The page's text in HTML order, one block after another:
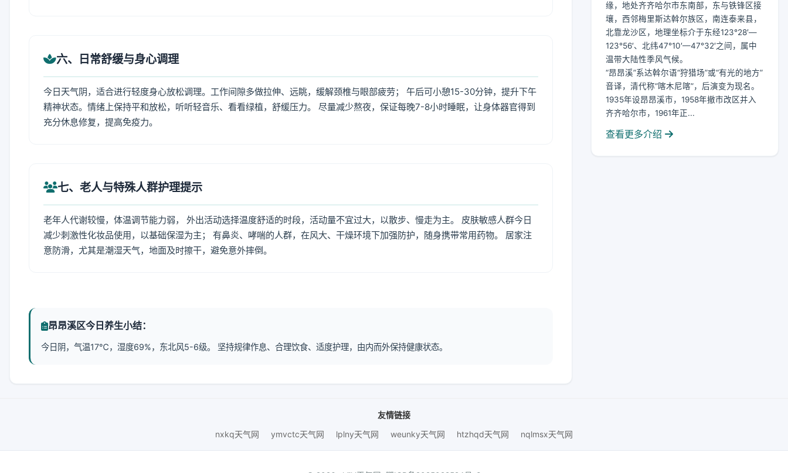
六、日常舒缓与身心调理
今日天气阴，适合进行轻度身心放松调理。工作间隙多做拉伸、远眺，缓解颈椎与眼部疲劳； 午后可小憩15-30分钟，提升下午
精神状态。情绪上保持平和放松，听听轻音乐、看看绿植，舒缓压力。 尽量减少熬夜，保证每晚7-8小时睡眠，让身体器官得到
充分休息修复，提高免疫力。
七、老人与特殊人群护理提示
老年人代谢较慢，体温调节能力弱， 外出活动选择温度舒适的时段，活动量不宜过大，以散步、慢走为主。 皮肤敏感人群今日
减少刺激性化妆品使用，以基础保湿为主； 有鼻炎、哮喘的人群，在风大、干燥环境下加强防护，随身携带常用药物。 居家注
意防滑，尤其是潮湿天气，地面及时擦干，避免意外摔倒。
昂昂溪区今日养生小结：
今日阴，气温17℃，湿度69%，东北风5-6级。 坚持规律作息、合理饮食、适度护理，由内而外保持健康状态。
缘，地处齐齐哈尔市东南部，东与铁锋区接
壤，西邻梅里斯达斡尔族区，南连泰来县，
北靠龙沙区，地理坐标介于东经123°28′—
123°56′、北纬47°10′—47°32′之间，属中
温带大陆性季风气候。
“昂昂溪”系达斡尔语“狩猎场”或“有光的地方”
音译，清代称“喀木尼喀”，后演变为现名。
1935年设昂昂溪市，1958年撤市改区并入
齐齐哈尔市，1961年正...
查看更多介绍
友情链接
nxkq天气网
ymvctc天气网 lplny天气网 weunky天气网 htzhqd天气网 nqlmsx天气网